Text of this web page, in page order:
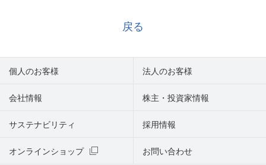
戻る
個人のお客様 法人のお客様
会社情報 株主・投資家情報
サステナビリティ
オンラインショップ お問い合わせ
採用情報